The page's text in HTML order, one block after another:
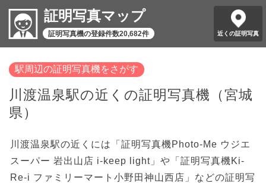
証明写真マップ
証明写真機の登録件数20,682件 近くの証明写真
駅周辺の証明写真機をさがす
川渡温泉駅の近くの証明写真機（宮城
県）
川渡温泉駅の近くには「証明写真機Photo-Me ウジエ
スーパー 岩出山店 i-keep light」や「証明写真機Ki-
Re-i ファミリーマート小野田神山西店」などの証明写